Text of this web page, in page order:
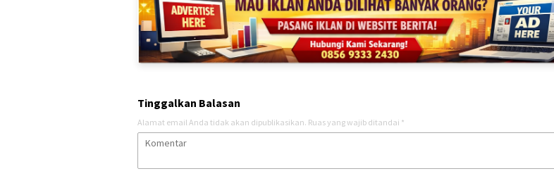
Tinggalkan Balasan
Alamat email Anda tidak akan dipublikasikan. Ruas yang wajib ditandai *